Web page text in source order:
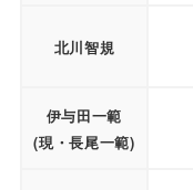
北川智規
伊与田一範
(現・長尾一範)